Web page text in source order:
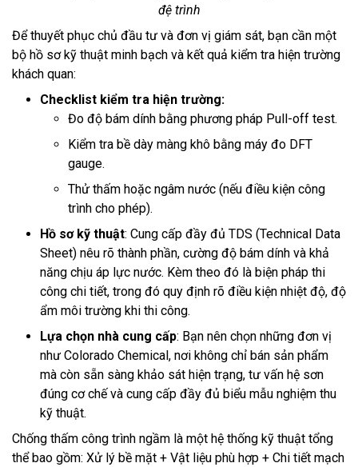
đệ trình
Để thuyết phục chủ đầu tư và đơn vị giám sát, bạn cần một
bộ hồ sơ kỹ thuật minh bạch và kết quả kiểm tra hiện trường
khách quan:
Checklist kiểm tra hiện trường:
Đo độ bám dính bằng phương pháp Pull-off test.
Kiểm tra bề dày màng khô bằng máy đo DFT
gauge.
Thử thấm hoặc ngâm nước (nếu điều kiện công
trình cho phép).
Hồ sơ kỹ thuật: Cung cấp đầy đủ TDS (Technical Data
Sheet) nêu rõ thành phần, cường độ bám dính và khả
năng chịu áp lực nước. Kèm theo đó là biện pháp thi
công chi tiết, trong đó quy định rõ điều kiện nhiệt độ, độ
ẩm môi trường khi thi công.
Lựa chọn nhà cung cấp: Bạn nên chọn những đơn vị
như Colorado Chemical, nơi không chỉ bán sản phẩm
mà còn sẵn sàng khảo sát hiện trạng, tư vấn hệ sơn
đúng cơ chế và cung cấp đầy đủ biểu mẫu nghiệm thu
kỹ thuật.
Chống thấm công trình ngầm là một hệ thống kỹ thuật tổng
thể bao gồm: Xử lý bề mặt + Vật liệu phù hợp + Chi tiết mạch